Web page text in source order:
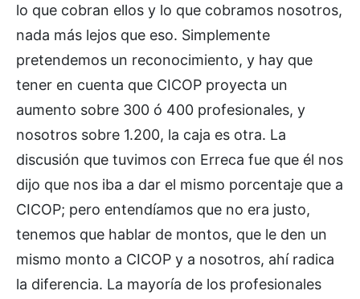
lo que cobran ellos y lo que cobramos nosotros,
nada más lejos que eso. Simplemente
pretendemos un reconocimiento, y hay que
tener en cuenta que CICOP proyecta un
aumento sobre 300 ó 400 profesionales, y
nosotros sobre 1.200, la caja es otra. La
discusión que tuvimos con Erreca fue que él nos
dijo que nos iba a dar el mismo porcentaje que a
CICOP; pero entendíamos que no era justo,
tenemos que hablar de montos, que le den un
mismo monto a CICOP y a nosotros, ahí radica
la diferencia. La mayoría de los profesionales